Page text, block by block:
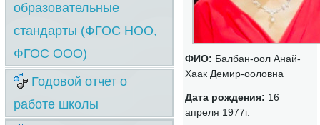
образовательные
стандарты (ФГОС НОО,
ФГОС ООО)
Годовой отчет о
работе школы
ФИО: Балбан-оол Анай-
Хаак Демир-ооловна
Дата рождения: 16
апреля 1977г.